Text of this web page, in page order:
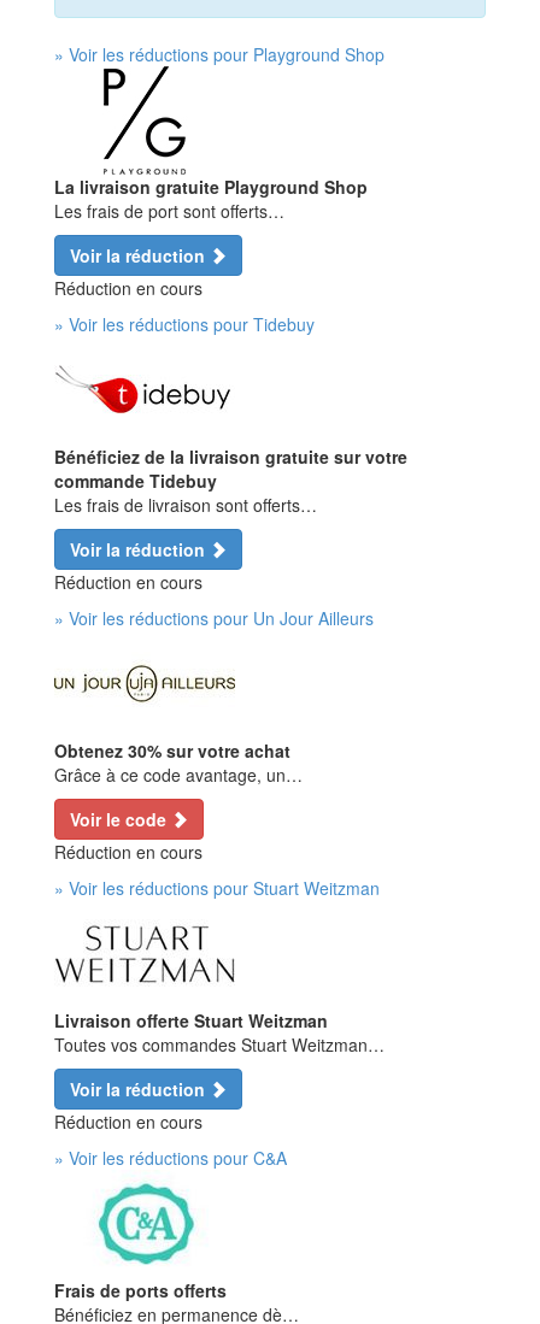
» Voir les réductions pour Playground Shop
La livraison gratuite Playground Shop
Les frais de port sont offerts…
Voir la réduction
Réduction en cours
» Voir les réductions pour Tidebuy
Bénéficiez de la livraison gratuite sur votre
commande Tidebuy
Les frais de livraison sont offerts…
Voir la réduction
Réduction en cours
» Voir les réductions pour Un Jour Ailleurs
Obtenez 30% sur votre achat
Grâce à ce code avantage, un…
Voir le code
Réduction en cours
» Voir les réductions pour Stuart Weitzman
Livraison offerte Stuart Weitzman
Toutes vos commandes Stuart Weitzman…
Voir la réduction
Réduction en cours
» Voir les réductions pour C&A
Frais de ports offerts
Bénéficiez en permanence dè…